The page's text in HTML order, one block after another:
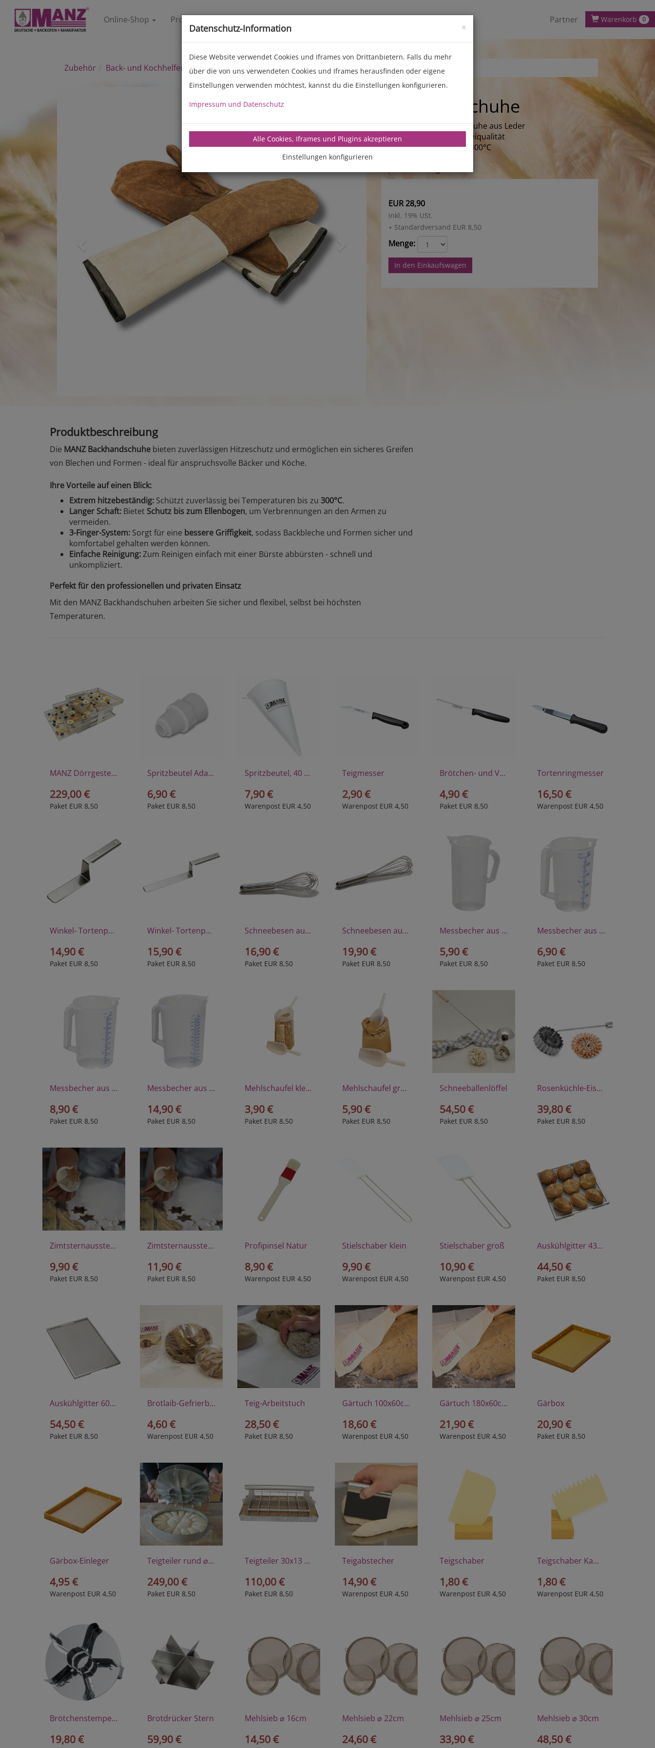
Online-Shop Produkte Partner Warenkorb 0
Zubehör Back- und Kochhelfer
Backhandschuhe
MANZ Backhandschuhe aus Leder
in schwerer Bäckereiqualität
hitzebeständig bis 300°C
EUR 28,90
inkl. 19% USt.
+ Standardversand EUR 8,50
Menge:
In den Einkaufswagen
Produktbeschreibung
Die MANZ Backhandschuhe bieten zuverlässigen Hitzeschutz und ermöglichen ein sicheres Greifen
von Blechen und Formen - ideal für anspruchsvolle Bäcker und Köche.
Ihre Vorteile auf einen Blick:
Extrem hitzebeständig: Schützt zuverlässig bei Temperaturen bis zu 300°C.
Langer Schaft: Bietet Schutz bis zum Ellenbogen, um Verbrennungen an den Armen zu
vermeiden.
3-Finger-System: Sorgt für eine bessere Griffigkeit, sodass Backbleche und Formen sicher und
komfortabel gehalten werden können.
Einfache Reinigung:Zum Reinigen einfach mit einer Bürste abbürsten - schnell und
unkompliziert.
Perfekt für den professionellen und privaten Einsatz
Mit den MANZ Backhandschuhen arbeiten Sie sicher und flexibel, selbst bei höchsten
Temperaturen.
MANZ Dörrgestell, komplett
229,00 €
Paket EUR 8,50
Spritzbeutel Adapter
6,90 €
Paket EUR 8,50
Spritzbeutel, 40 cm
7,90 €
Warenpost EUR 4,50
Teigmesser
2,90 €
Warenpost EUR 4,50
Brötchen- und Vespermesser
4,90 €
Paket EUR 8,50
Tortenringmesser
16,50 €
Warenpost EUR 4,50
Winkel- Tortenpalette aus hochwertigem Edelstahl
14,90 €
Paket EUR 8,50
Winkel- Tortenpalette aus hochwertigem Edelstahl
15,90 €
Paket EUR 8,50
Schneebesen aus hochwertigem Edelstahl, 26 cm
16,90 €
Paket EUR 8,50
Schneebesen aus hochwertigem Edelstahl, 35 cm
19,90 €
Paket EUR 8,50
Messbecher aus Polyprophylen 1/4 Liter
5,90 €
Paket EUR 8,50
Messbecher aus Polyprophylen 1/2 Liter
6,90 €
Paket EUR 8,50
Messbecher aus Polyprophylen 1 Liter
8,90 €
Paket EUR 8,50
Messbecher aus Polyprophylen 3 Liter
14,90 €
Paket EUR 8,50
Mehlschaufel klein aus Polyprophylen
3,90 €
Paket EUR 8,50
Mehlschaufel groß aus Polyprophylen
5,90 €
Paket EUR 8,50
Schneeballenlöffel
54,50 €
Paket EUR 8,50
Rosenküchle-Eisen
39,80 €
Paket EUR 8,50
Zimtsternausstecher klein aus Kunststoff
9,90 €
Paket EUR 8,50
Zimtsternausstecher groß aus Kunststoff
11,90 €
Paket EUR 8,50
Profipinsel Natur
8,90 €
Warenpost EUR 4,50
Stielschaber klein
9,90 €
Warenpost EUR 4,50
Stielschaber groß
10,90 €
Warenpost EUR 4,50
Auskühlgitter 43x35 cm
44,50 €
Paket EUR 8,50
Auskühlgitter 60x40 cm
54,50 €
Paket EUR 8,50
Brotlaib-Gefrierbeutel
4,60 €
Warenpost EUR 4,50
Teig-Arbeitstuch
28,50 €
Paket EUR 8,50
Gärtuch 100x60cm
18,60 €
Warenpost EUR 4,50
Gärtuch 180x60cm
21,90 €
Warenpost EUR 4,50
Gärbox
20,90 €
Paket EUR 8,50
Gärbox-Einleger
4,95 €
Warenpost EUR 4,50
Teigteiler rund ⌀ 32,5cm
249,00 €
Paket EUR 8,50
Teigteiler 30x13 cm
110,00 €
Paket EUR 8,50
Teigabstecher
14,90 €
Warenpost EUR 4,50
Teigschaber
1,80 €
Warenpost EUR 4,50
Teigschaber Kamm
1,80 €
Warenpost EUR 4,50
Brötchenstempel Kaisersemmel
19,80 €
Brotdrücker Stern
59,90 €
Mehlsieb ⌀ 16cm
14,50 €
Mehlsieb ⌀ 22cm
24,60 €
Mehlsieb ⌀ 25cm
33,90 €
Mehlsieb ⌀ 30cm
48,50 €
×
Datenschutz-Information
Diese Website verwendet Cookies und Iframes von Drittanbietern. Falls du mehr
über die von uns verwendeten Cookies und Iframes herausfinden oder eigene
Einstellungen verwenden möchtest, kannst du die Einstellungen konfigurieren.
Impressum und Datenschutz
Alle Cookies, Iframes und Plugins akzeptieren
Einstellungen konfigurieren